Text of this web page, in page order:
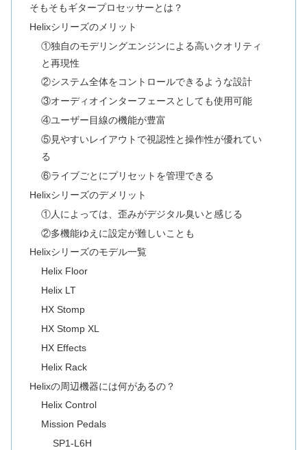
そもそもギタープロセッサーとは？
Helixシリーズのメリット
①独自のモデリングエンジンによる高いクオリティ
と再現性
②システム全体をコントロールできるような設計
③オーディオインターフェースとしても使用可能
④ユーザー目線の機能が豊富
⑤見やすいレイアウトで視認性と操作性が優れてい
る
⑥ライブごとにプリセットを管理できる
Helixシリーズのデメリット
①人によっては、歪みがデジタル臭いと感じる
②多機能ゆえに設定が難しいことも
Helixシリーズのモデル一覧
Helix Floor
Helix LT
HX Stomp
HX Stomp XL
HX Effects
Helix Rack
Helixの周辺機器には何があるの？
Helix Control
Mission Pedals
SP1-L6H